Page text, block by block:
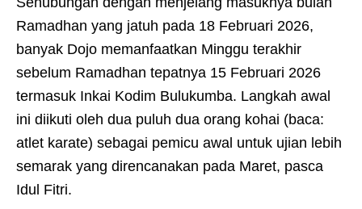
Ramadhan yang jatuh pada 18 Februari 2026,
banyak Dojo memanfaatkan Minggu terakhir
sebelum Ramadhan tepatnya 15 Februari 2026
termasuk Inkai Kodim Bulukumba. Langkah awal
ini diikuti oleh dua puluh dua orang kohai (baca:
atlet karate) sebagai pemicu awal untuk ujian lebih
semarak yang direncanakan pada Maret, pasca
Idul Fitri.